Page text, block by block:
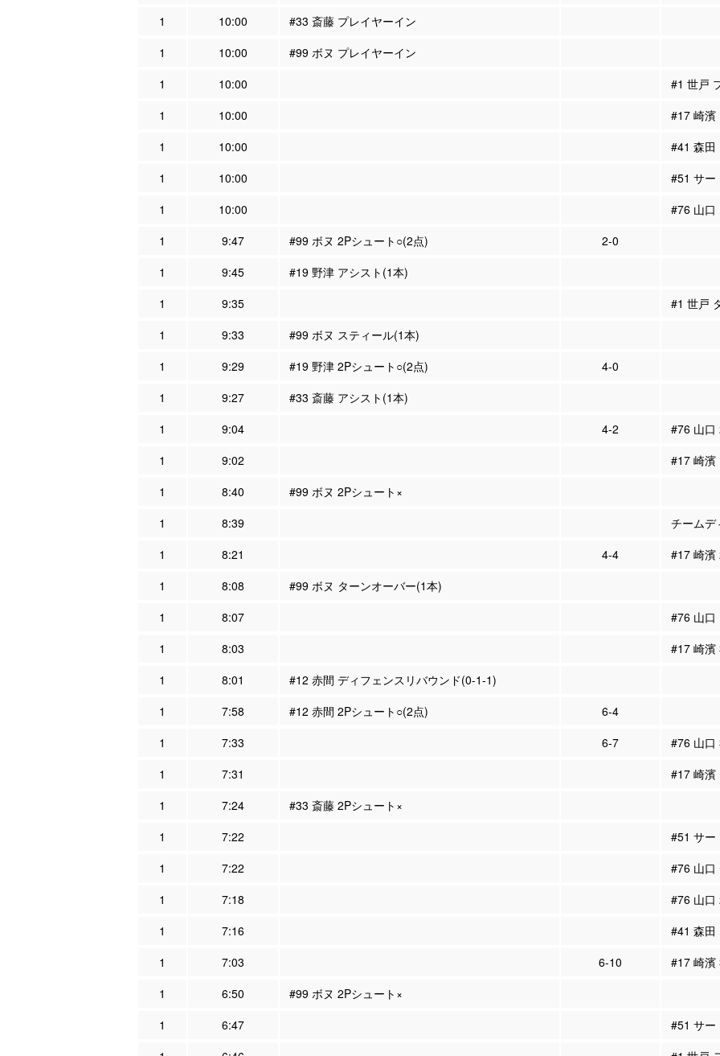
1
10:00
#33 斎藤 プレイヤーイン
1
10:00
#99 ボヌ プレイヤーイン
1
10:00
#1 世戸
1
10:00
#17 崎濱
1
10:00
#41 森田
1
10:00
#51 サー
1
10:00
#76 山口
1
9:47 #99 ボヌ 2Pシュート○(2点)
2-0
1
9:45
#19 野津 アシスト(1本)
1
9:35
#1 世戸
1
9:33
#99 ボヌ スティール(1本)
1
9:29 #19 野津 2Pシュート○(2点)
4-0
1
9:27
#33 斎藤 アシスト(1本)
1
9:04 4-2
#76 山口
1
9:02
#17 崎濱
1
8:40
#99 ボヌ 2Pシュート×
1
8:39
チームデ
1
8:21 4-4
#17 崎濱
1
8:08
#99 ボヌ ターンオーバー(1本)
1
8:07
#76 山口
1
8:03
#17 崎濱
1
8:01
#12 赤間 ディフェンスリバウンド(0-1-1)
1
7:58 #12 赤間 2Pシュート○(2点)
6-4
1
7:33 6-7
#76 山口
1
7:31
#17 崎濱
1
7:24
#33 斎藤 2Pシュート×
1
7:22
#51 サー
1
7:22
#76 山口
1
7:18
#76 山口
1
7:16
#41 森田
1
7:03 6-10
#17 崎濱
1
6:50
#99 ボヌ 2Pシュート×
1
6:47
#51 サー